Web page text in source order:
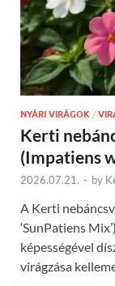
NYÁRI VIRÁGOK /
Kerti
(Impatiens
2026.07.21. - by
A Kerti
‘SunPatiens
képességével
virágzása